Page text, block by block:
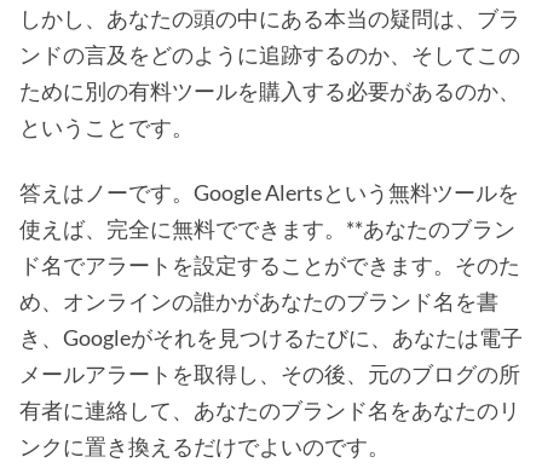
しかし、あなたの頭の中にある本当の疑問は、ブラ
ンドの言及をどのように追跡するのか、そしてこの
ために別の有料ツールを購入する必要があるのか、
ということです。
答えはノーです。Google Alertsという無料ツールを
使えば、完全に無料でできます。**あなたのブラン
ド名でアラートを設定することができます。そのた
め、オンラインの誰かがあなたのブランド名を書
き、Googleがそれを見つけるたびに、あなたは電子
メールアラートを取得し、その後、元のブログの所
有者に連絡して、あなたのブランド名をあなたのリ
ンクに置き換えるだけでよいのです。